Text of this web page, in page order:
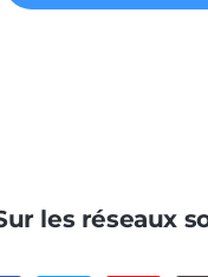
les réseaux